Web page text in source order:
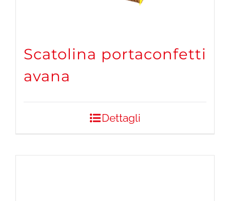
Scatolina portaconfetti
avana
Dettagli